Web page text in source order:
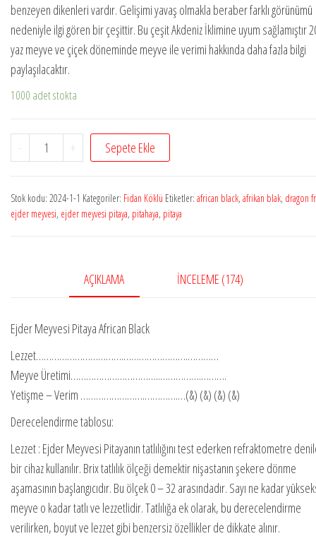
benzeyen dikenleri vardır. Gelişimi yavaş olmakla beraber farklı görünümü
nedeniyle ilgi gören bir çeşittir. Bu çeşit Akdeniz İklimine uyum sağlamıştır
yaz meyve ve çiçek döneminde meyve ile verimi hakkında daha fazla bilgi
paylaşılacaktır.
1000 adet stokta
-
Pitaya
African
1
Adet
+ Sepete Ekle
Stok kodu: 2024-1-1 Kategoriler: Fidan Köklü Etiketler: african black, afrikan blak, dragon
ejder meyvesi, ejder meyvesi pitaya, pitahaya, pitaya
AÇIKLAMA İNCELEME (174)
Ejder Meyvesi Pitaya African Black
Lezzet…………………………….…………………….…………
Meyve Üretimi……………………………..…………….……….
Yetişme – Verim …………………….………….…(&) (&) (&) (&)
Derecelendirme tablosu:
Lezzet : Ejder Meyvesi Pitayanın tatlılığını test ederken refraktometre
bir cihaz kullanılır. Brix tatlılık ölçeği demektir nişastanın şekere dönme
aşamasının başlangıcıdır. Bu ölçek 0 – 32 arasındadır. Sayı ne kadar
meyve o kadar tatlı ve lezzetlidir. Tatlılığa ek olarak, bu derecelendirme
verilirken, boyut ve lezzet gibi benzersiz özellikler de dikkate alınır.